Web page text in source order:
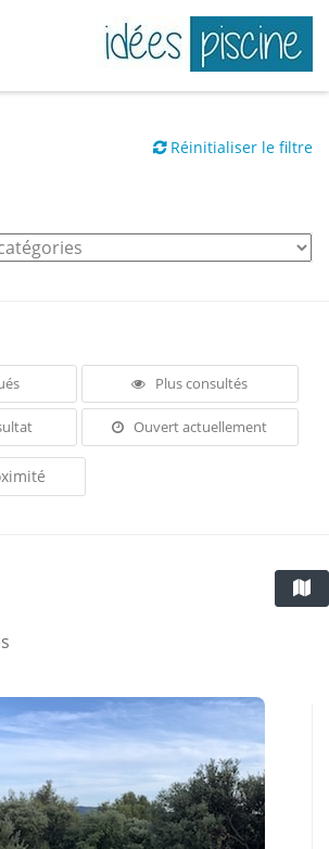
Réinitialiser le filtre
Plus consultés
Ouvert actuellement